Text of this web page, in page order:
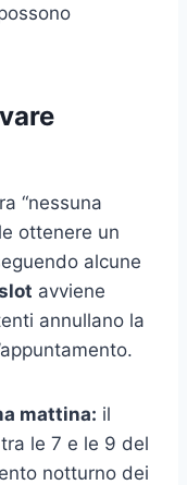
“nessuna
ottenere un
alcune
avviene
annullano la
mattina: il
le 7 e le 9 del
notturno dei